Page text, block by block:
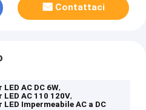
Contattaci
LED AC DC 6W,
LED AC 110 120V,
LED Impermeabile AC a DC